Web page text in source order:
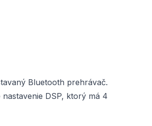
Bluetooth prehrávač.
DSP, ktorý má 4